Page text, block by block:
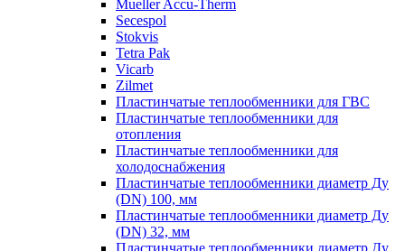
Mueller Accu-Therm
Secespol
Stokvis
Tetra Pak
Vicarb
Zilmet
Пластинчатые теплообменники для ГВС
Пластинчатые теплообменники для
отопления
Пластинчатые теплообменники для
холодоснабжения
Пластинчатые теплообменники диаметр Ду
(DN) 100, мм
Пластинчатые теплообменники диаметр Ду
(DN) 32, мм
Пластинчатые теплообменники диаметр Ду